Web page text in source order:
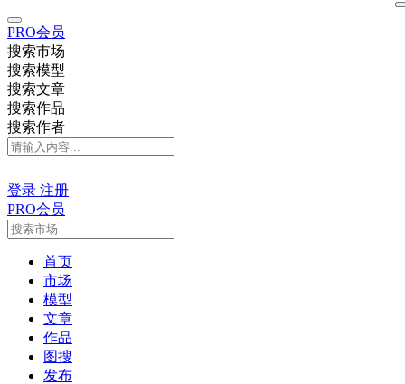
PRO会员
搜索市场
搜索模型
搜索文章
搜索作品
搜索作者
登录 注册
PRO会员
首页
市场
模型
文章
作品
图搜
发布